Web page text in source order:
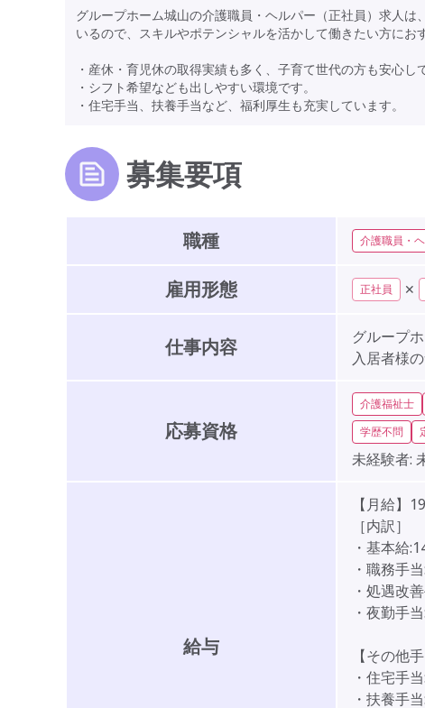
グループホーム城山の介護職員・ヘルパー（正社員）求人
いるので、スキルやポテンシャルを活かして働きたい方にお
・産休・育児休の取得実績も多く、子育て世代の方も安心し
・シフト希望なども出しやすい環境です。
・住宅手当、扶養手当など、福利厚生も充実しています。
募集要項
職種 介護職員・
雇用形態 正社員 ✕
仕事内容
グループ
入居者様
応募資格
介護福祉士
学歴不問
未経験者:
給与
【月給】
［内訳］
・基本給
・職務手
・処遇改
・夜勤手
【その他手
・住宅手
・扶養手